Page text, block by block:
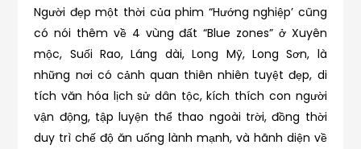
Người đẹp một thời của phim “Hướng nghiệp’ cũng
có nói thêm về 4 vùng đất “Blue zones” ở Xuyên
mộc, Suối Rao, Láng dài, Long Mỹ, Long Sơn, là
những nơi có cảnh quan thiên nhiên tuyệt đẹp, di
tích văn hóa lịch sử dân tộc, kích thích con người
vận động, tập luyện thể thao ngoài trời, đồng thời
duy trì chế độ ăn uống lành mạnh, và hãnh diện về